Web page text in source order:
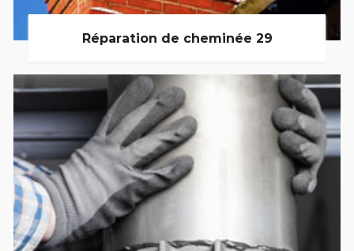
Réparation de cheminée 29